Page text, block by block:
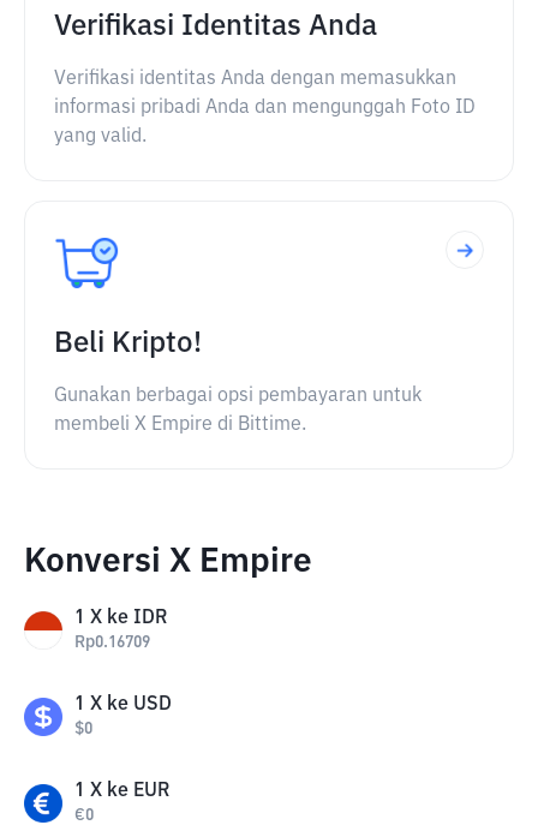
Verifikasi Identitas Anda
Verifikasi identitas Anda dengan memasukkan
informasi pribadi Anda dan mengunggah Foto ID
yang valid.
Beli Kripto!
Gunakan berbagai opsi pembayaran untuk
membeli X Empire di Bittime.
Konversi X Empire
1 X ke IDR
Rp0.16709
1 X ke USD
$0
1 X ke EUR
€0